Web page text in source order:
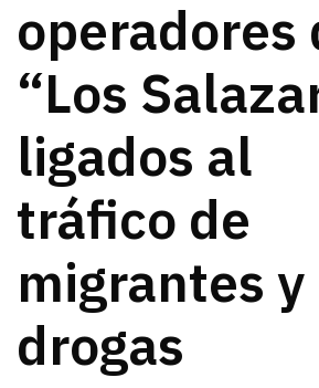
operadores
“Los
ligados al
tráfico de
migrantes y
drogas